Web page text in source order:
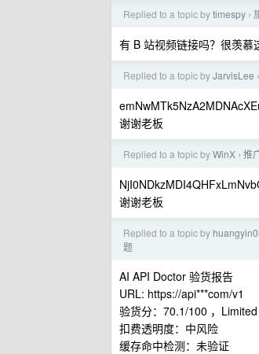
Replied to a topic bytimespy ›
有 B 站视频链接吗？很羡慕
Replied to a topic byJarvisLee ›
谢谢老板
Replied to a topic byWinX › 推
谢谢老板
Replied to a topic by
题
AI API Doctor 验货报告
URL: https://api***com/v1
验货分：70.1/100 ，Limited
扣费透明度：中风险
缓存命中检测：未验证